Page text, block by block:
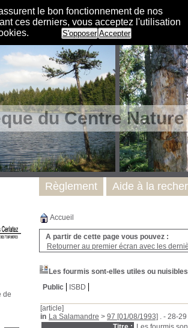
le bon fonctionnement de nos
ces derniers, vous acceptez l'utilisation
S'opposer Accepter
du Centre
Accueil
A partir de cette page vous pouvez :
Retourner au premier écran avec les
Les fourmis sont-elles utiles ou
Public
ISBD
[article]
in La Salamandre > 97 [01/08/1993] . - 28-29
Règlement Aide à la
de